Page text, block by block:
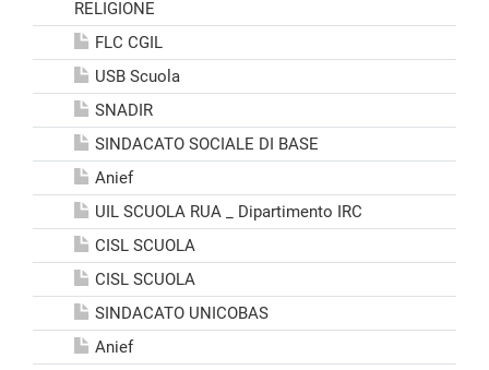
RELIGIONE
FLC CGIL
USB Scuola
SNADIR
SINDACATO SOCIALE DI BASE
Anief
UIL SCUOLA RUA _ Dipartimento IRC
CISL SCUOLA
CISL SCUOLA
SINDACATO UNICOBAS
Anief